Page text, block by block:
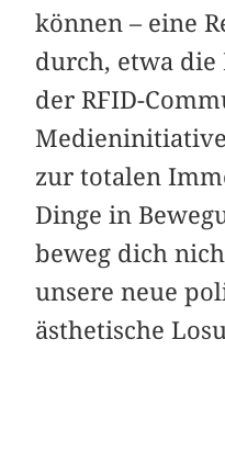
können – eine
durch, etwa
der RFID-
zur totalen
Dinge in
beweg dich
unsere neue
ästhetische